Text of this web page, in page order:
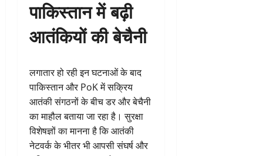
पाकिस्तान में बढ़ी
आतंकियों की बेचैनी
लगातार हो रही इन घटनाओं के बाद
पाकिस्तान और PoK में सक्रिय
आतंकी संगठनों के बीच डर और बेचैनी
का माहौल बताया जा रहा है। सुरक्षा
विशेषज्ञों का मानना है कि आतंकी
नेटवर्क के भीतर भी आपसी संघर्ष और